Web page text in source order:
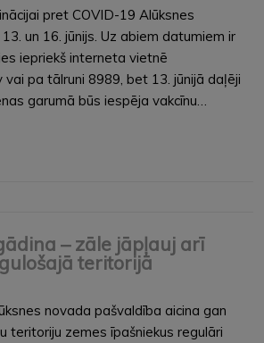
pret COVID-19 Alūksnes
un 16. jūnijs. Uz abiem datumiem ir
iepriekš interneta vietnē
pa tālruni 8989, bet 13. jūnijā daļēji
garumā būs iespēja vakcīnu…
– zāle jāpļauj arī
teritorijā
novada pašvaldība aicina gan
teritoriju zemes īpašniekus regulāri